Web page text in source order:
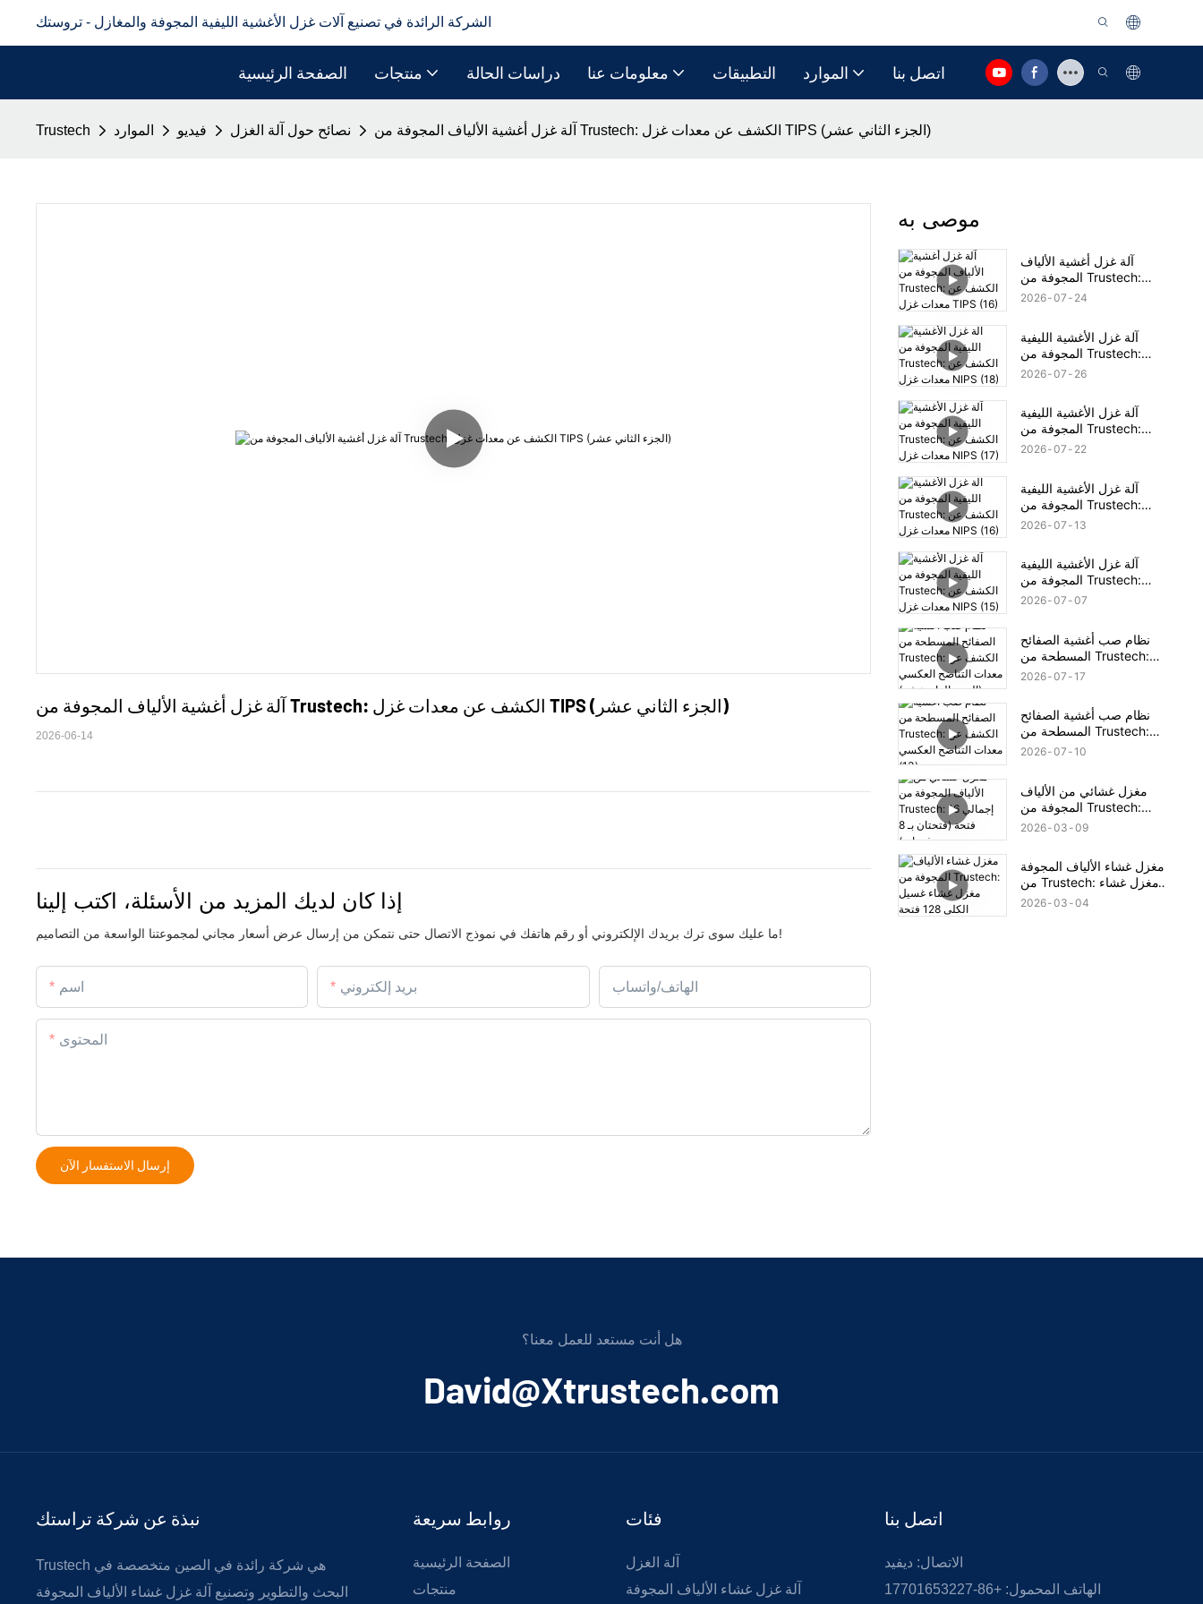
الشركة الرائدة في تصنيع آلات غزل الأغشية الليفية المجوفة والمغازل - تروستك
الصفحة الرئيسية منتجات دراسات الحالة معلومات عنا التطبيقات الموارد اتصل بنا
Trustech الموارد فيديو نصائح حول آلة الغزل آلة غزل أغشية الألياف المجوفة من Trustech: الكشف عن معدات غزل TIPS (الجزء الثاني عشر)
آلة غزل أغشية الألياف المجوفة من Trustech: الكشف عن معدات غزل TIPS (الجزء الثاني عشر)
2026-06-14
إذا كان لديك المزيد من الأسئلة، اكتب إلينا
ما عليك سوى ترك بريدك الإلكتروني أو رقم هاتفك في نموذج الاتصال حتى نتمكن من إرسال عرض أسعار مجاني لمجموعتنا الواسعة من التصاميم!
اسم بريد إلكتروني الهاتف/واتساب
المحتوى
إرسال الاستفسار الآن
موصى به
آلة غزل أغشية الألياف
المجوفة من Trustech:
الكشف عن معدات غزل
2026 07 24
آلة غزل الأغشية الليفية
المجوفة من Trustech:
الكشف عن معدات غزل
2026 07 26
آلة غزل الأغشية الليفية
المجوفة من Trustech:
الكشف عن معدات غزل
2026 07 22
آلة غزل الأغشية الليفية
المجوفة من Trustech:
الكشف عن معدات غزل
2026 07 13
آلة غزل الأغشية الليفية
المجوفة من Trustech:
الكشف عن معدات غزل
2026 07 07
نظام صب أغشية الصفائح
المسطحة من Trustech:
الكشف عن معدات التناضح
2026 07 17
نظام صب أغشية الصفائح
المسطحة من Trustech:
الكشف عن معدات التناضح
2026 07 10
مغزل غشائي من الألياف
المجوفة من Trustech:
إجمالي 16 فتحة (فتحتان بـ
2026 03 09
مغزل غشاء الألياف المجوفة
من Trustech: مغزل غشاء
غسيل الكلى 128 فتحة
2026 03 04
هل أنت مستعد للعمل معنا؟
﻿David@Xtrustech.com
نبذة عن شركة تراستك
Trustech هي شركة رائدة في الصين متخصصة في
البحث والتطوير وتصنيع آلة غزل غشاء الألياف المجوفة
روابط سريعة
الصفحة الرئيسية
منتجات
فئات
آلة الغزل
آلة غزل غشاء الألياف المجوفة
اتصل بنا
الاتصال: ديفيد
الهاتف المحمول: +86-17701653227